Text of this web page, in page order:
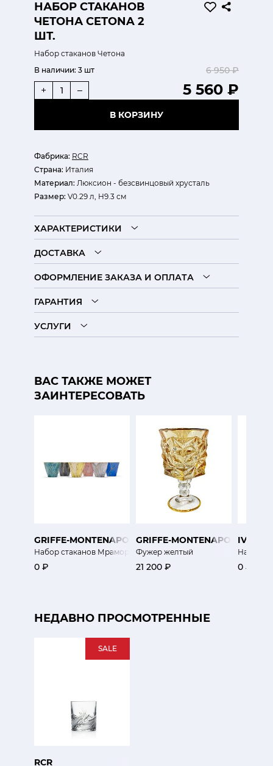
НАБОР СТАКАНОВ
ЧЕТОНА CETONA 2
ШТ.
Набор стаканов Четона
Фабрика: RCR
Страна: Италия
Материал: Люксион - безсвинцовый хрусталь
Размер: V0.29 л, H9.3 см
В наличии: 3 шт 6 950 ₽
5 560 ₽
+ –
В КОРЗИНУ
ХАРАКТЕРИСТИКИ
ДОСТАВКА
ОФОРМЛЕНИЕ ЗАКАЗА И ОПЛАТА
ГАРАНТИЯ
УСЛУГИ
ВАС ТАКЖЕ МОЖЕТ
ЗАИНТЕРЕСОВАТЬ
GRIFFE-MONTENAPOLEONE
Набор стаканов Мрамор 6 шт
0 ₽
GRIFFE-MONTENAPOLEONE
Фужер желтый
21 200 ₽
IVV
Набор
0 ₽
НЕДАВНО ПРОСМОТРЕННЫЕ
SALE
RCR